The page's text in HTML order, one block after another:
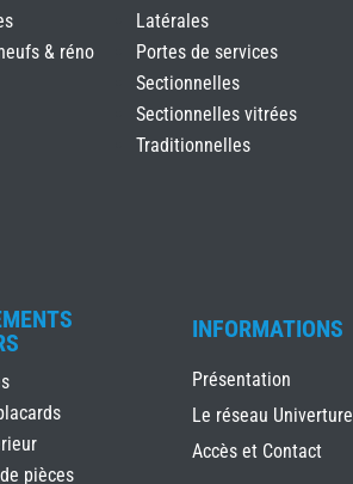
& réno
Latérales
Portes de services
Sectionnelles
Sectionnelles vitrées
Traditionnelles
pièces
INFORMATIONS
Présentation
Le réseau Univerture
Accès et Contact